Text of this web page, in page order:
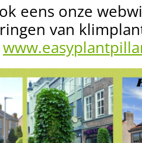
eens onze
van